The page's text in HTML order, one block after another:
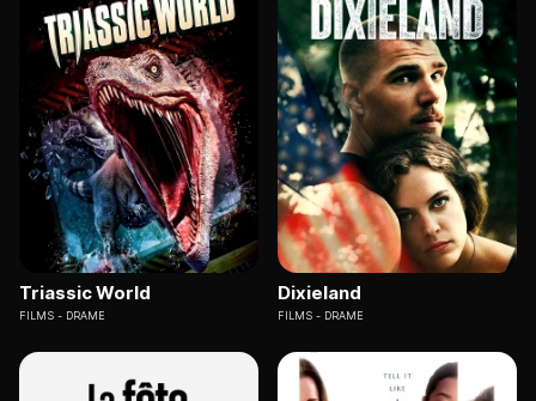
Triassic World
FILMS DRAME
Dixieland
FILMS DRAME